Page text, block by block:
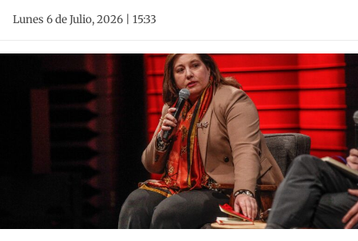
Lunes 6 de Julio, 2026 | 15:33